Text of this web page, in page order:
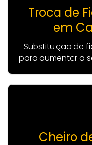
Troca de
em
Substituição de
para aumentar a
Cheiro